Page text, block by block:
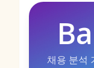
채용 분석